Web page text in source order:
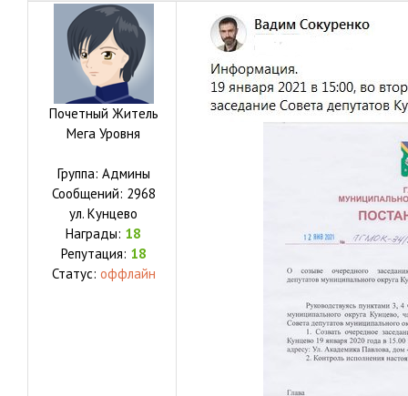
Почетный Житель
Мега Уровня
Группа: Админы
Сообщений: 2968
ул. Кунцево
Награды: 18
Репутация: 18
Статус: оффлайн